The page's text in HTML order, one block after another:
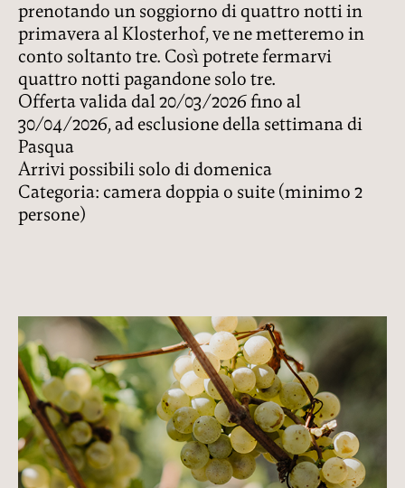
prenotando un soggiorno di quattro notti in
primavera al Klosterhof, ve ne metteremo in
conto soltanto tre. Così potrete fermarvi
quattro notti pagandone solo tre.
Offerta valida dal 20/03/2026 fino al
30/04/2026, ad esclusione della settimana di
Pasqua
Arrivi possibili solo di domenica
Categoria: camera doppia o suite (minimo 2
persone)